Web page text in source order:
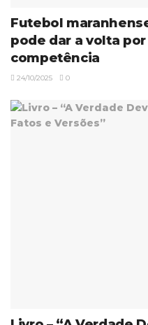
Futebol
pode dar a volta
competência
24/10/2025 0